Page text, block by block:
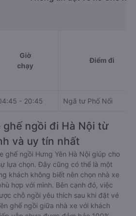
Giờ
chạy
Điểm đi
- 20:45 Ngã tư Phố Nối
ghế ngồi đi Hà Nội từ
và uy tín nhất
ghế ngồi Hưng Yên Hà Nội giúp cho
lựa chọn. Đây cũng có thể là một
khách không biết nên chọn nhà xe
hợp với mình. Bên cạnh đó, việc
chỗ ngồi yêu thích sau khi đặt vé
ghế ngồi giữa nhà xe với khách